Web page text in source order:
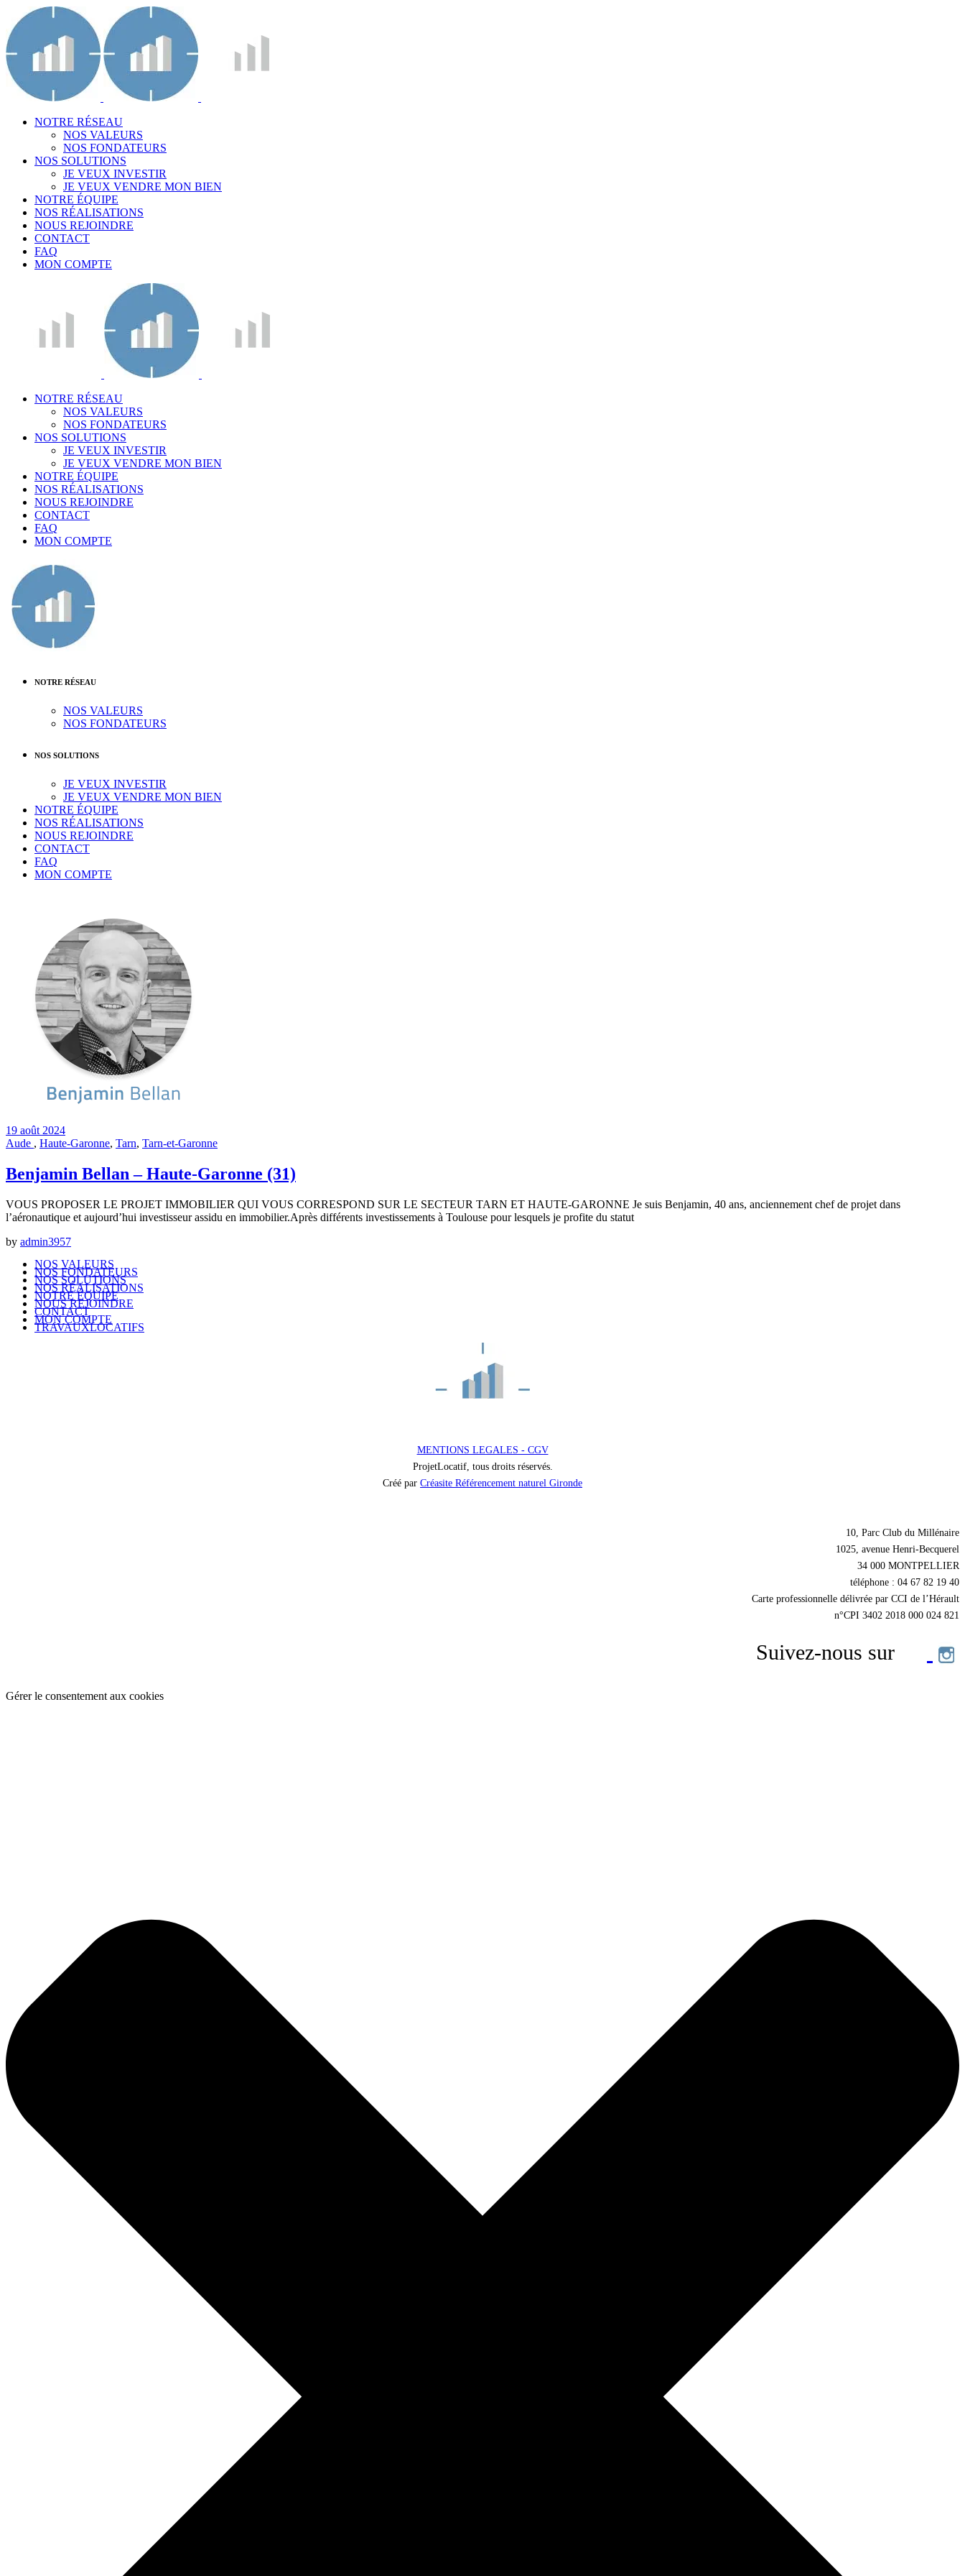
NOTRE RÉSEAU
NOS VALEURS
NOS FONDATEURS
NOS SOLUTIONS
JE VEUX INVESTIR
JE VEUX VENDRE MON BIEN
NOTRE ÉQUIPE
NOS RÉALISATIONS
NOUS REJOINDRE
CONTACT
FAQ
MON COMPTE
NOTRE RÉSEAU
NOS VALEURS
NOS FONDATEURS
NOS SOLUTIONS
JE VEUX INVESTIR
JE VEUX VENDRE MON BIEN
NOTRE ÉQUIPE
NOS RÉALISATIONS
NOUS REJOINDRE
CONTACT
FAQ
MON COMPTE
NOTRE RÉSEAU
NOS VALEURS
NOS FONDATEURS
NOS SOLUTIONS
JE VEUX INVESTIR
JE VEUX VENDRE MON BIEN
NOTRE ÉQUIPE
NOS RÉALISATIONS
NOUS REJOINDRE
CONTACT
FAQ
MON COMPTE
19 août 2024
Aude , Haute-Garonne, Tarn, Tarn-et-Garonne
Benjamin Bellan – Haute-Garonne (31)
VOUS PROPOSER LE PROJET IMMOBILIER QUI VOUS CORRESPOND SUR LE SECTEUR TARN ET HAUTE-GARONNE Je suis Benjamin, 40 ans, anciennement chef de projet dans
l’aéronautique et aujourd’hui investisseur assidu en immobilier.Après différents investissements à Toulouse pour lesquels je profite du statut
by admin3957
NOS VALEURS
NOS FONDATEURS
NOS SOLUTIONS
NOS RÉALISATIONS
NOTRE ÉQUIPE
NOUS REJOINDRE
CONTACT
MON COMPTE
TRAVAUXLOCATIFS
MENTIONS LEGALES - CGV
ProjetLocatif, tous droits réservés.
Créé par Créasite Référencement naturel Gironde
10, Parc Club du Millénaire
1025, avenue Henri-Becquerel
34 000 MONTPELLIER
téléphone : 04 67 82 19 40
Carte professionnelle délivrée par CCI de l’Hérault
n°CPI 3402 2018 000 024 821
Suivez-nous sur
Gérer le consentement aux cookies